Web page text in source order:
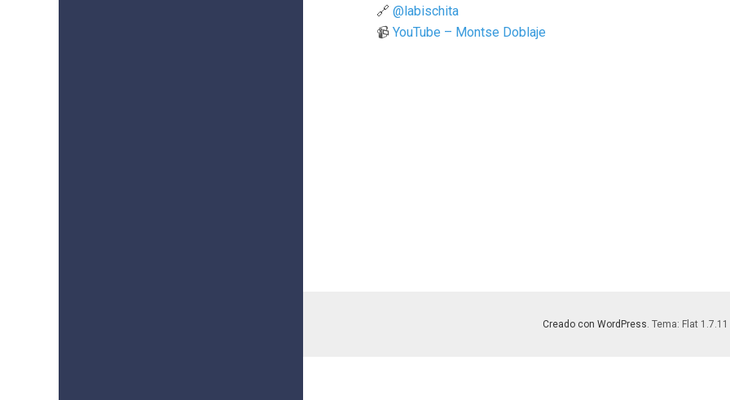
🔗 @labischita
📹 YouTube – Montse Doblaje
Creado con WordPress. Tema: Flat